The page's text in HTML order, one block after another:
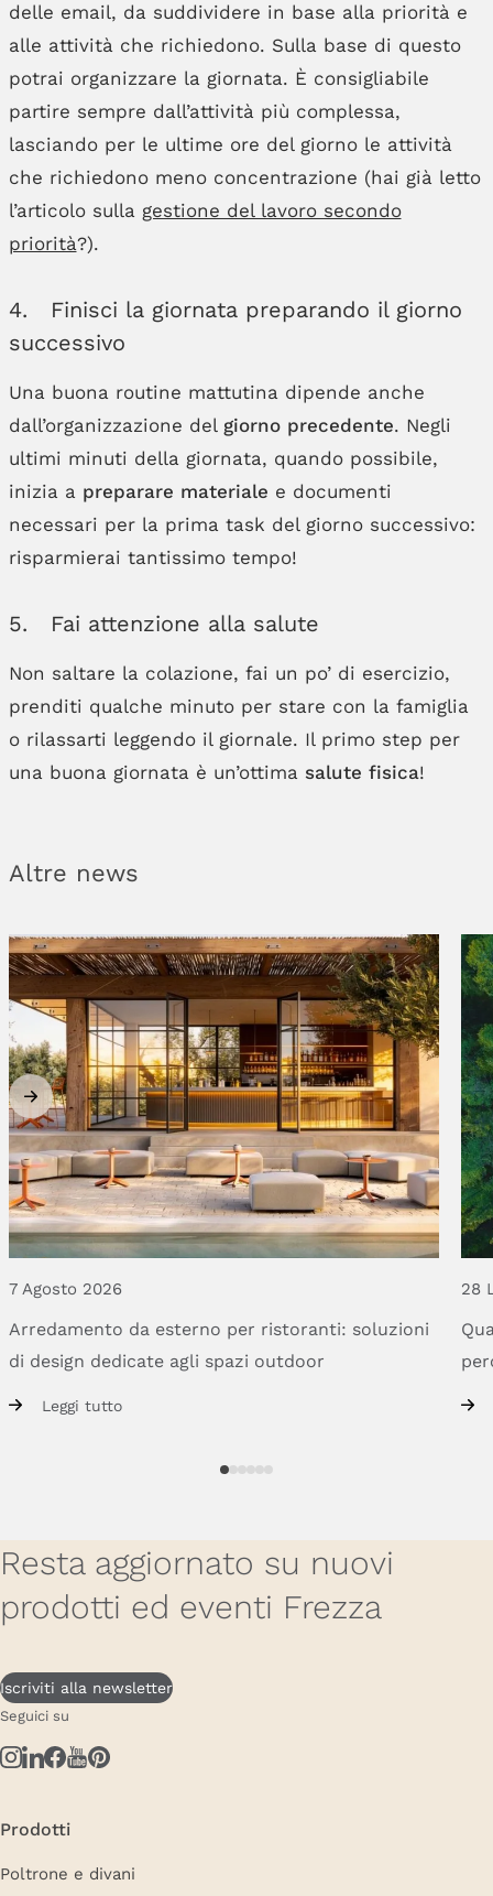
delle email, da suddividere in base alla priorità e
alle attività che richiedono. Sulla base di questo
potrai organizzare la giornata. È consigliabile
partire sempre dall’attività più complessa,
lasciando per le ultime ore del giorno le attività
che richiedono meno concentrazione (hai già letto
l’articolo sulla gestione del lavoro secondo
priorità?).
4. Finisci la giornata preparando il giorno
successivo
Una buona routine mattutina dipende anche
dall’organizzazione del giorno precedente. Negli
ultimi minuti della giornata, quando possibile,
inizia a preparare materiale e documenti
necessari per la prima task del giorno successivo:
risparmierai tantissimo tempo!
5. Fai attenzione alla salute
Non saltare la colazione, fai un po’ di esercizio,
prenditi qualche minuto per stare con la famiglia
o rilassarti leggendo il giornale. Il primo step per
una buona giornata è un’ottima salute fisica!
Altre news
7 Agosto 2026
Arredamento da esterno per ristoranti: soluzioni
di design dedicate agli spazi outdoor
Leggi tutto
28
Resta aggiornato su nuovi
prodotti ed eventi Frezza
Iscriviti alla newsletter
Seguici su
Prodotti
Poltrone e divani